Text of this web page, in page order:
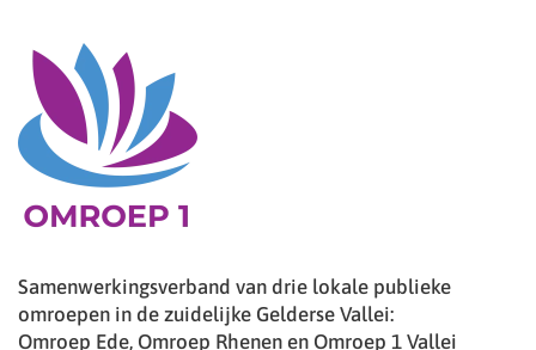
Samenwerkingsverband van drie lokale publieke
omroepen in de zuidelijke Gelderse Vallei:
Omroep Ede, Omroep Rhenen en Omroep 1 Vallei